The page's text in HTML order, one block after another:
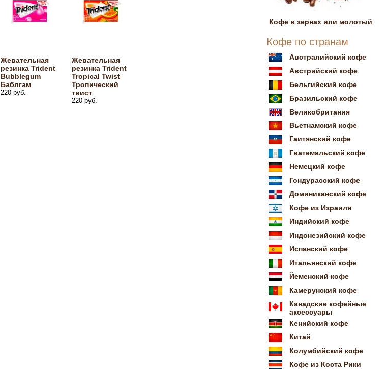
Жевательная
резинка Trident
Bubblegum
Баблгам
220 руб.
Жевательная
резинка Trident
Tropical Twist
Тропический
твист
220 руб.
Кофе в зернах или молотый
Кофе по странам
Австралийский кофе
Австрийский кофе
Бельгийский кофе
Бразильский кофе
Великобритания
Вьетнамский кофе
Гаитянский кофе
Гватемальский кофе
Немецкий кофе
Гондурасский кофе
Доминиканский кофе
Кофе из Израиля
Индийский кофе
Индонезийский кофе
Испанский кофе
Итальянский кофе
Йеменский кофе
Камерунский кофе
Канадские кофейные
аксессуары
Кенийский кофе
Китай
Колумбийский кофе
Кофе из Коста Рики